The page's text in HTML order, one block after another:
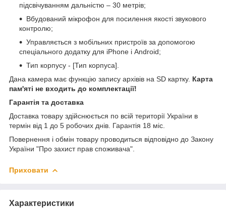
підсвічуванням дальністю – 30 метрів;
Вбудований мікрофон для посилення якості звукового
контролю;
Управляється з мобільних пристроїв за допомогою
спеціального додатку для iPhone і Android;
Тип корпусу - [Тип корпуса].
Дана камера має функцію запису архівів на SD картку. Карта
пам'яті не входить до комплектації!
Гарантія та доставка
Доставка товару здійснюється по всій території України в
термін від 1 до 5 робочих днів. Гарантія 18 міс.
Повернення і обмін товару проводиться відповідно до Закону
України "Про захист прав споживача".
Приховати
Характеристики